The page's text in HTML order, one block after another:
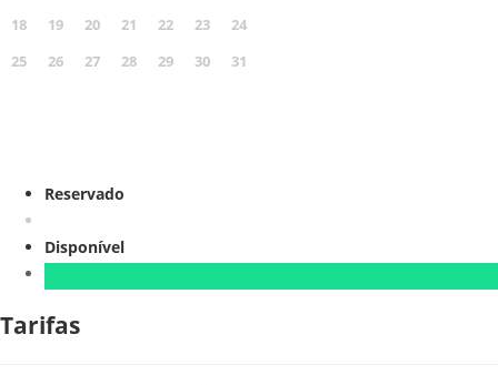
18
19 20 21 22 23
24
25
26 27 28 29 30 31
Reservado
Disponível
Tarifas